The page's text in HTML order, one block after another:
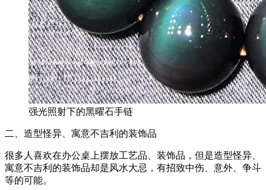
强光照射下的黑曜石手链
二、造型怪异、寓意不吉利的装饰品
很多人喜欢在办公桌上摆放工艺品、装饰品，但是造型怪异、
寓意不吉利的装饰品却是风水大忌，有招致中伤、意外、争斗
等的可能。